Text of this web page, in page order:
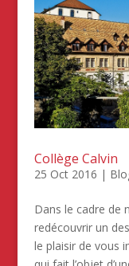
Collège Calvin
25 Oct 2016 |
Dans le cadre de
redécouvrir un
le plaisir de vous